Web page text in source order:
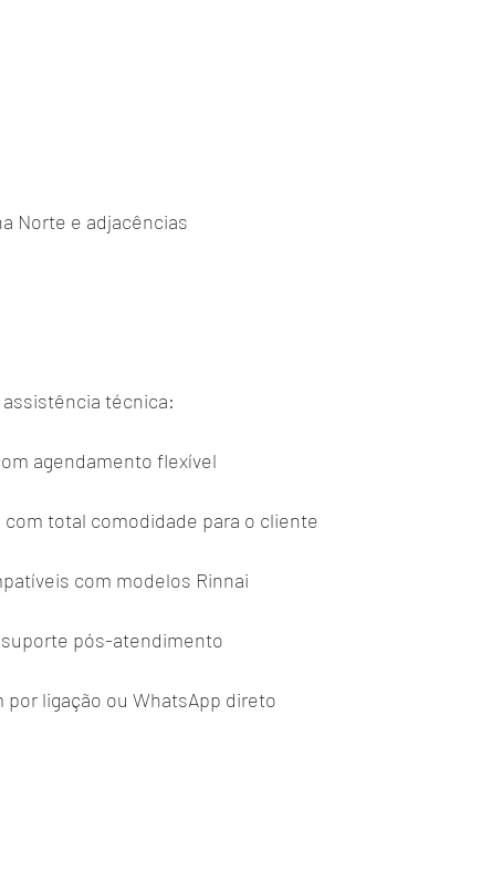
Norte e adjacências
técnica:
agendamento flexível
total comodidade para o cliente
com modelos Rinnai
pós-atendimento
ligação ou WhatsApp direto